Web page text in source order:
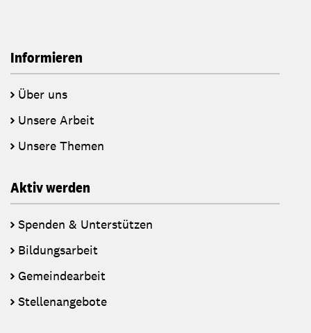
Informieren
Über uns
Unsere Arbeit
Unsere Themen
Aktiv werden
Spenden & Unterstützen
Bildungsarbeit
Gemeindearbeit
Stellenangebote